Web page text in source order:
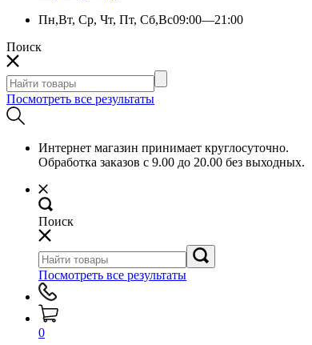
Пн,Вт, Ср, Чт, Пт, Сб,Вс09:00—21:00
Поиск
Посмотреть все результаты
Интернет магазин принимает круглосуточно.
Обработка заказов с 9.00 до 20.00 без выходных.
Поиск
Посмотреть все результаты
0